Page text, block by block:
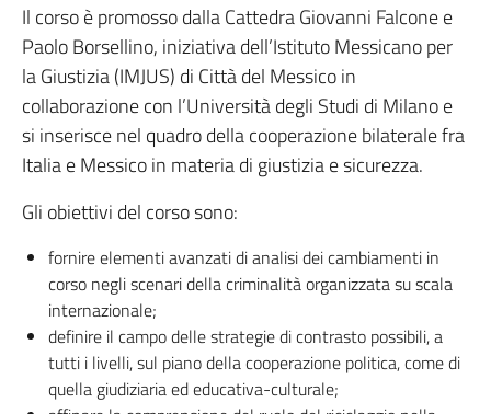
Il corso è promosso dalla Cattedra Giovanni Falcone e
Paolo Borsellino, iniziativa dell’Istituto Messicano per
la Giustizia (IMJUS) di Città del Messico in
collaborazione con l’Università degli Studi di Milano e
si inserisce nel quadro della cooperazione bilaterale fra
Italia e Messico in materia di giustizia e sicurezza.
Gli obiettivi del corso sono:
fornire elementi avanzati di analisi dei cambiamenti in
corso negli scenari della criminalità organizzata su scala
internazionale;
definire il campo delle strategie di contrasto possibili, a
tutti i livelli, sul piano della cooperazione politica, come di
quella giudiziaria ed educativa-culturale;